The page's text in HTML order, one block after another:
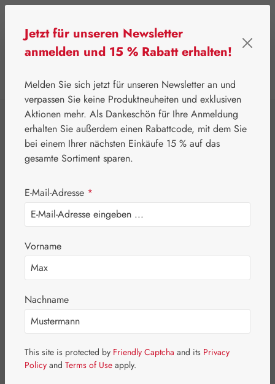
⌂ Gall Pharma Coenzym Q-10
Q-10 Plus GPH
Kapseln
Bildergalerie überspringen
Jetzt für unseren Newsletter
anmelden und 15 % Rabatt erhalten!
Melden Sie sich jetzt für unseren Newsletter an und
verpassen Sie keine Produktneuheiten und exklusiven
Aktionen mehr. Als Dankeschön für Ihre Anmeldung
erhalten Sie außerdem einen Rabattcode, mit dem Sie
bei einem Ihrer nächsten Einkäufe 15 % auf das
gesamte Sortiment sparen.
E-Mail-Adresse *
Vorname
Nachname
This site is protected by Friendly Captcha and its Privacy
Policy and Terms of Use apply.